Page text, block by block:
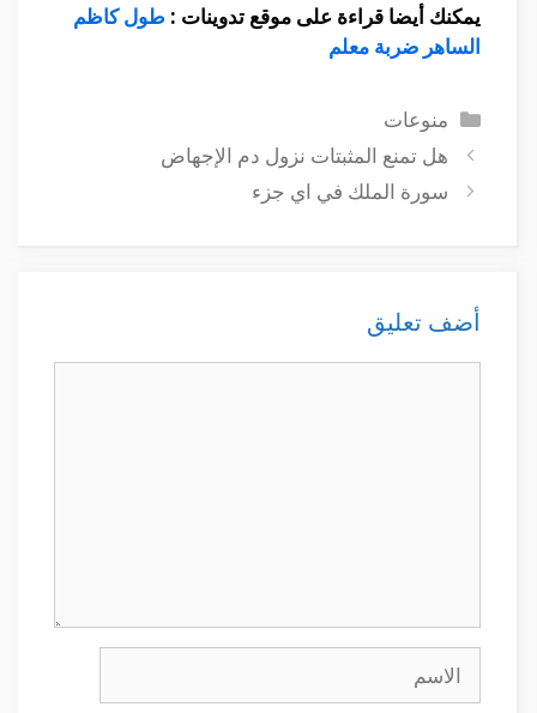
يمكنك أيضا قراءة على موقع تدوينات : طول كاظم
الساهر ضربة معلم
التصنيفات
منوعات
هل تمنع المثبتات نزول دم الإجهاض
سورة الملك في اي جزء
أضف تعليق